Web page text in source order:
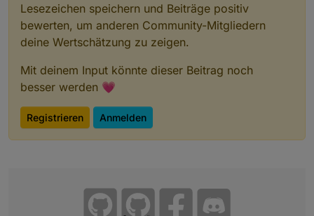
Lesezeichen speichern und Beiträge positiv
bewerten, um anderen Community-Mitgliedern
deine Wertschätzung zu zeigen.
Mit deinem Input könnte dieser Beitrag noch
besser werden 💗
Registrieren Anmelden